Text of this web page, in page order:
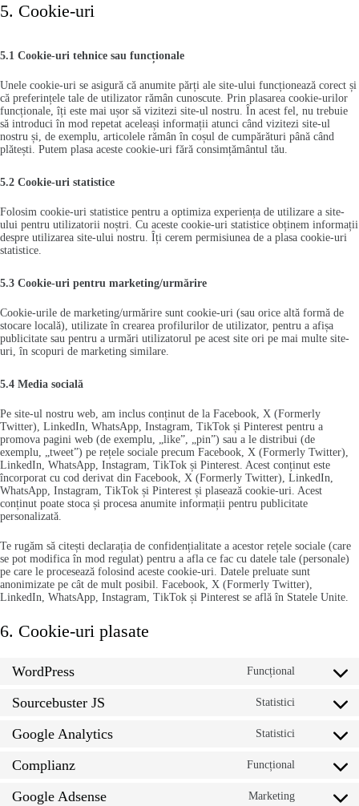
5. Cookie-uri
5.1 Cookie-uri tehnice sau funcționale
Unele cookie-uri se asigură că anumite părți ale site-ului funcționează corect și
că preferințele tale de utilizator rămân cunoscute. Prin plasarea cookie-urilor
funcționale, îți este mai ușor să vizitezi site-ul nostru. În acest fel, nu trebuie
să introduci în mod repetat aceleași informații atunci când vizitezi site-ul
nostru și, de exemplu, articolele rămân în coșul de cumpărături până când
plătești. Putem plasa aceste cookie-uri fără consimțământul tău.
5.2 Cookie-uri statistice
Folosim cookie-uri statistice pentru a optimiza experiența de utilizare a site-
ului pentru utilizatorii noștri. Cu aceste cookie-uri statistice obținem informații
despre utilizarea site-ului nostru. Îți cerem permisiunea de a plasa cookie-uri
statistice.
5.3 Cookie-uri pentru marketing/urmărire
Cookie-urile de marketing/urmărire sunt cookie-uri (sau orice altă formă de
stocare locală), utilizate în crearea profilurilor de utilizator, pentru a afișa
publicitate sau pentru a urmări utilizatorul pe acest site ori pe mai multe site-
uri, în scopuri de marketing similare.
5.4 Media socială
Pe site-ul nostru web, am inclus conținut de la Facebook, X (Formerly
Twitter), LinkedIn, WhatsApp, Instagram, TikTok și Pinterest pentru a
promova pagini web (de exemplu, „like”, „pin”) sau a le distribui (de
exemplu, „tweet”) pe rețele sociale precum Facebook, X (Formerly Twitter),
LinkedIn, WhatsApp, Instagram, TikTok și Pinterest. Acest conținut este
încorporat cu cod derivat din Facebook, X (Formerly Twitter), LinkedIn,
WhatsApp, Instagram, TikTok și Pinterest și plasează cookie-uri. Acest
conținut poate stoca și procesa anumite informații pentru publicitate
personalizată.
Te rugăm să citești declarația de confidențialitate a acestor rețele sociale (care
se pot modifica în mod regulat) pentru a afla ce fac cu datele tale (personale)
pe care le procesează folosind aceste cookie-uri. Datele preluate sunt
anonimizate pe cât de mult posibil. Facebook, X (Formerly Twitter),
LinkedIn, WhatsApp, Instagram, TikTok și Pinterest se află în Statele Unite.
6. Cookie-uri plasate
WordPress Funcțional
Consent
service
Sourcebuster JS Statistici
Consent
service
Google Analytics Statistici
Consent
service
analytics
Complianz Funcțional
Consent
service
Google Adsense Marketing Consent